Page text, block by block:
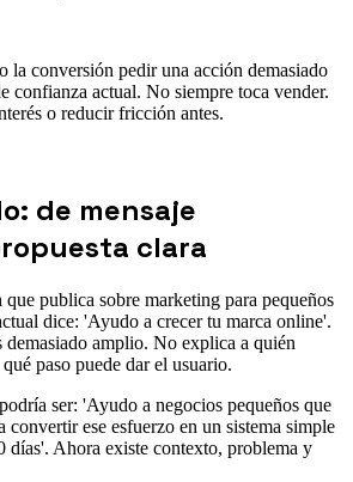
la conversión pedir una acción demasiado
confianza actual. No siempre toca vender.
o reducir fricción antes.
de mensaje
clara
publica sobre marketing para pequeños
dice: 'Ayudo a crecer tu marca online'.
demasiado amplio. No explica a quién
paso puede dar el usuario.
ser: 'Ayudo a negocios pequeños que
convertir ese esfuerzo en un sistema simple
días'. Ahora existe contexto, problema y